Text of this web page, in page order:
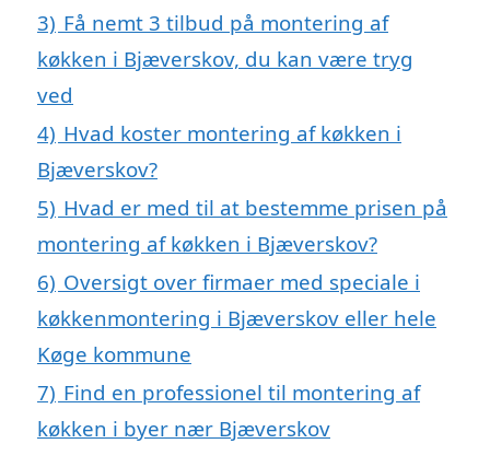
3) Få nemt 3 tilbud på montering af
køkken i Bjæverskov, du kan være tryg
ved
4) Hvad koster montering af køkken i
Bjæverskov?
5) Hvad er med til at bestemme prisen på
montering af køkken i Bjæverskov?
6) Oversigt over firmaer med speciale i
køkkenmontering i Bjæverskov eller hele
Køge kommune
7) Find en professionel til montering af
køkken i byer nær Bjæverskov